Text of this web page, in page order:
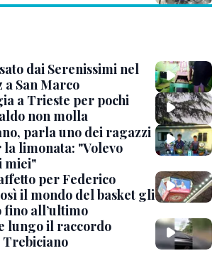
dai Serenissimi nel
a San Marco
a Trieste per pochi
non molla
parla uno dei ragazzi
limonata: "Volevo
miei"
per Federico
il mondo del basket gli
fino all’ultimo
lungo il raccordo
Trebiciano